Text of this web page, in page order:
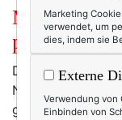
Mode am
purem
Das hat man also
Nicht, dass ich
genug Taschen
Marketing
verwendet, um
dies, indem sie
Externe
Verwendung von
Einbinden von